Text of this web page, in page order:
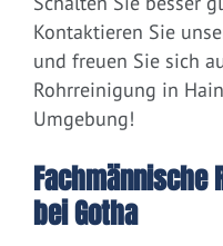
Kontaktieren Sie
und freuen Sie sich
Rohrreinigung in
Umgebung!
Fachmännische
bei Gotha